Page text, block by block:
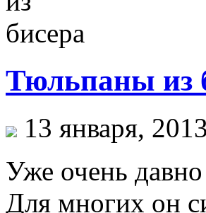
Тюльпаны из
13 января, 2013
Уже очень
Для многих он